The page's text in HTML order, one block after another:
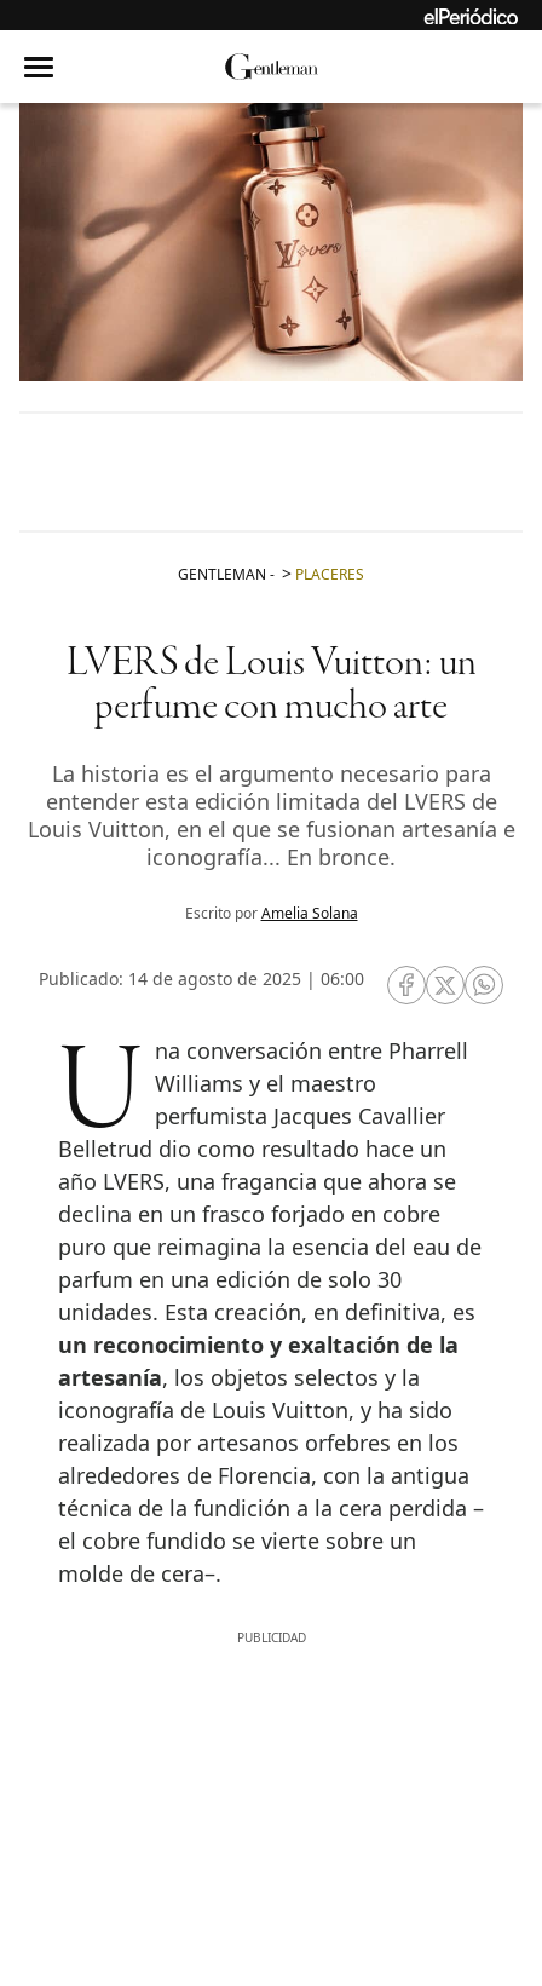
GENTLEMAN - PLACERES
LVERS de Louis Vuitton: un
perfume con mucho arte
La historia es el argumento necesario para
entender esta edición limitada del LVERS de
Louis Vuitton, en el que se fusionan artesanía e
iconografía... En bronce.
Escrito porAmelia Solana
Publicado: 14 de agosto de 2025 | 06:00
RRSS Facebook
RRSSRRSS
Una conversación entre Pharrell
Williams y el maestro
perfumista Jacques Cavallier
Belletrud dio como resultado hace un
año LVERS, una fragancia que ahora se
declina en un frasco forjado en cobre
puro que reimagina la esencia del eau de
parfum en una edición de solo 30
unidades. Esta creación, en definitiva, es
un reconocimiento y exaltación de la
artesanía, los objetos selectos y la
iconografía de Louis Vuitton, y ha sido
realizada por artesanos orfebres en los
alrededores de Florencia, con la antigua
técnica de la fundición a la cera perdida –
el cobre fundido se vierte sobre un
molde de cera–.